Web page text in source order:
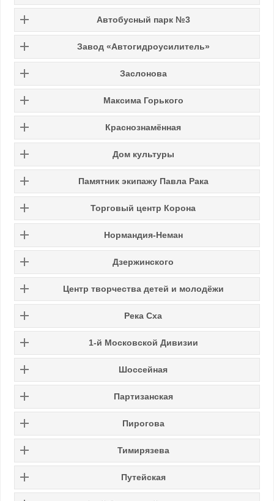
Автобусный парк №3
Завод «Автогидроусилитель»
Заслонова
Максима Горького
Краснознамённая
Дом культуры
Памятник экипажу Павла Рака
Торговый центр Корона
Нормандия-Неман
Дзержинского
Центр творчества детей и молодёжи
Река Сха
1-й Московской Дивизии
Шоссейная
Партизанская
Пирогова
Тимирязева
Путейская